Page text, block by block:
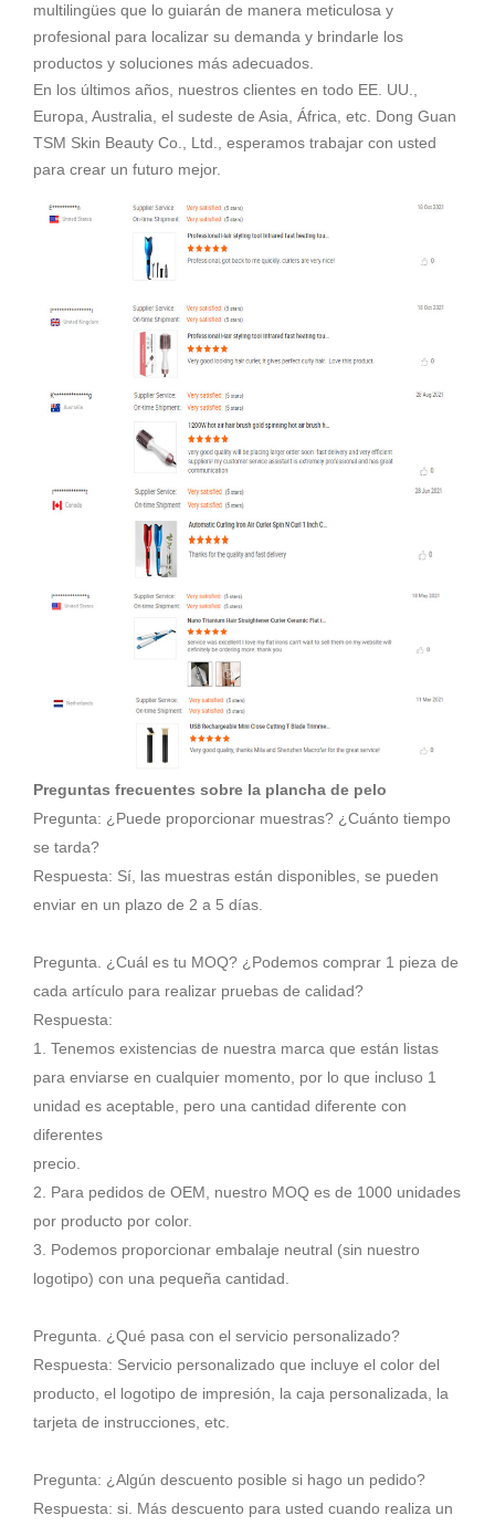
multilingües que lo guiarán de manera meticulosa y
profesional para localizar su demanda y brindarle los
productos y soluciones más adecuados.
En los últimos años, nuestros clientes en todo EE. UU.,
Europa, Australia, el sudeste de Asia, África, etc. Dong Guan
TSM Skin Beauty Co., Ltd., esperamos trabajar con usted
para crear un futuro mejor.
Preguntas frecuentes sobre la plancha de pelo
Pregunta: ¿Puede proporcionar muestras? ¿Cuánto tiempo
se tarda?
Respuesta: Sí, las muestras están disponibles, se pueden
enviar en un plazo de 2 a 5 días.
Pregunta. ¿Cuál es tu MOQ? ¿Podemos comprar 1 pieza de
cada artículo para realizar pruebas de calidad?
Respuesta:
1. Tenemos existencias de nuestra marca que están listas
para enviarse en cualquier momento, por lo que incluso 1
unidad es aceptable, pero una cantidad diferente con
diferentes
precio.
2. Para pedidos de OEM, nuestro MOQ es de 1000 unidades
por producto por color.
3. Podemos proporcionar embalaje neutral (sin nuestro
logotipo) con una pequeña cantidad.
Pregunta. ¿Qué pasa con el servicio personalizado?
Respuesta: Servicio personalizado que incluye el color del
producto, el logotipo de impresión, la caja personalizada, la
tarjeta de instrucciones, etc.
Pregunta: ¿Algún descuento posible si hago un pedido?
Respuesta: si. Más descuento para usted cuando realiza un